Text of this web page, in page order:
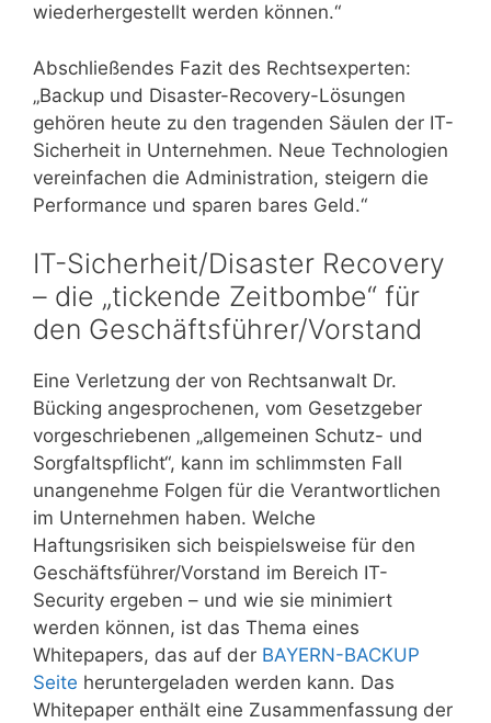
wiederhergestellt werden können.“
Abschließendes Fazit des Rechtsexperten:
„Backup und Disaster-Recovery-Lösungen
gehören heute zu den tragenden Säulen der IT-
Sicherheit in Unternehmen. Neue Technologien
vereinfachen die Administration, steigern die
Performance und sparen bares Geld.“
IT-Sicherheit/Disaster Recovery
– die „tickende Zeitbombe“ für
den Geschäftsführer/Vorstand
Eine Verletzung der von Rechtsanwalt Dr.
Bücking angesprochenen, vom Gesetzgeber
vorgeschriebenen „allgemeinen Schutz- und
Sorgfaltspflicht“, kann im schlimmsten Fall
unangenehme Folgen für die Verantwortlichen
im Unternehmen haben. Welche
Haftungsrisiken sich beispielsweise für den
Geschäftsführer/Vorstand im Bereich IT-
Security ergeben – und wie sie minimiert
werden können, ist das Thema eines
Whitepapers, das auf der BAYERN-BACKUP
Seite heruntergeladen werden kann. Das
Whitepaper enthält eine Zusammenfassung der